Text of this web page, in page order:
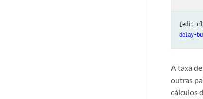
[edit
delay-
A taxa
outras
cálculos